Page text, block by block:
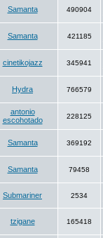
Samanta 490904
Samanta 421185
cinetikojazz 345941
Hydra 766579
antonio
escohotado
228125
Samanta 369192
Samanta 79458
Submariner 2534
tzigane 165418